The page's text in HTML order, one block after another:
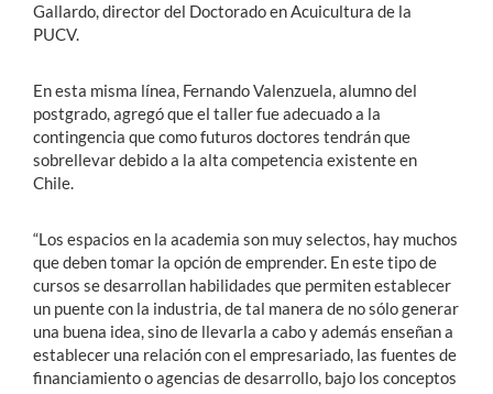
Gallardo, director del Doctorado en Acuicultura de la
PUCV.
En esta misma línea, Fernando Valenzuela, alumno del
postgrado, agregó que el taller fue adecuado a la
contingencia que como futuros doctores tendrán que
sobrellevar debido a la alta competencia existente en
Chile.
“Los espacios en la academia son muy selectos, hay muchos
que deben tomar la opción de emprender. En este tipo de
cursos se desarrollan habilidades que permiten establecer
un puente con la industria, de tal manera de no sólo generar
una buena idea, sino de llevarla a cabo y además enseñan a
establecer una relación con el empresariado, las fuentes de
financiamiento o agencias de desarrollo, bajo los conceptos